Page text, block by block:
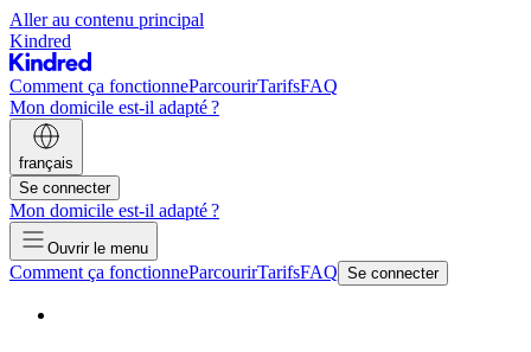
Aller au contenu principal
Kindred
Comment ça fonctionneParcourirTarifsFAQ
Mon domicile est-il adapté ?
français
Se connecter
Mon domicile est-il adapté ?
Ouvrir le menu
Comment ça fonctionneParcourirTarifsFAQ Se connecter